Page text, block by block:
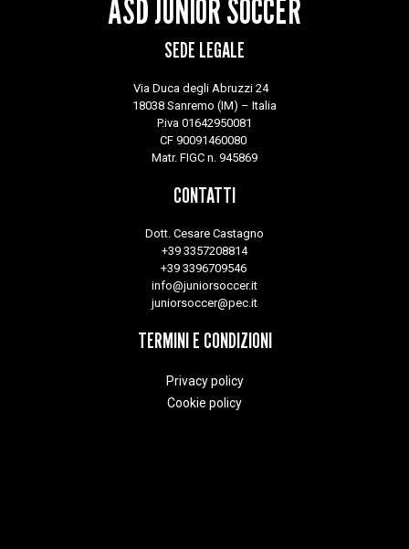
ASD JUNIOR SOCCER
SEDE LEGALE
Via Duca degli Abruzzi 24
18038 Sanremo (IM) – Italia
P.iva 01642950081
CF 90091460080
Matr. FIGC n. 945869
CONTATTI
Dott. Cesare Castagno
+39 3357208814
+39 3396709546
info@juniorsoccer.it
juniorsoccer@pec.it
TERMINI E CONDIZIONI
Privacy policy
Cookie policy